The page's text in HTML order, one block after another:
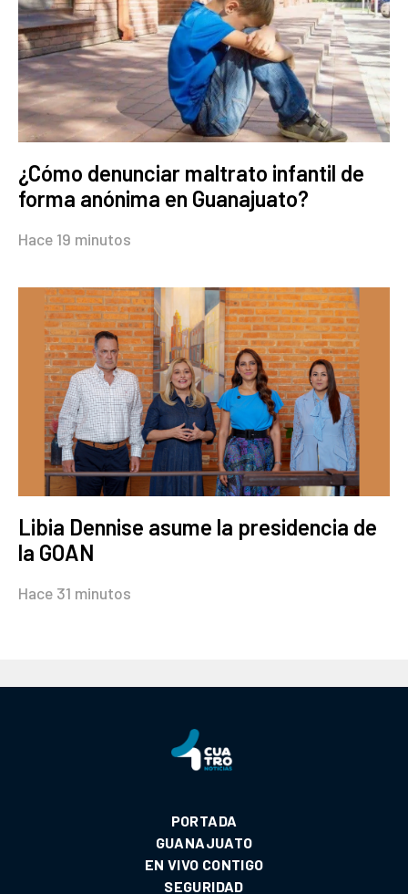
¿Cómo denunciar maltrato infantil de
forma anónima en Guanajuato?
Hace 19 minutos
Libia Dennise asume la presidencia de
la GOAN
Hace 31 minutos
PORTADA
GUANAJUATO
EN VIVO CONTIGO
SEGURIDAD